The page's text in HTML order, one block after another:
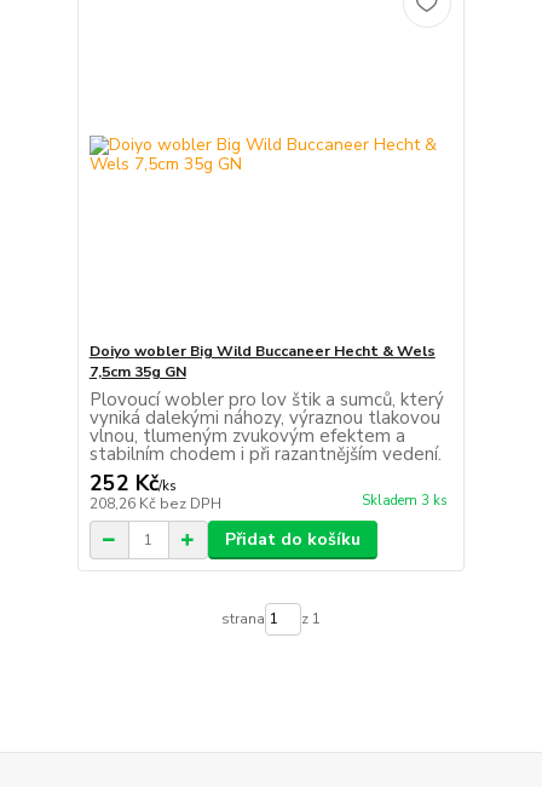
Doiyo wobler Big Wild Buccaneer Hecht & Wels
7,5cm 35g GN
Plovoucí wobler pro lov štik a sumců, který
vyniká dalekými náhozy, výraznou tlakovou
vlnou, tlumeným zvukovým efektem a
stabilním chodem i při razantnějším vedení.
252 Kč/ks
208,26 Kč bez DPH Skladem 3 ks
Přidat do košíku
strana z 1